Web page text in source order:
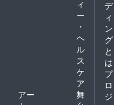
ィ
ー
・
ヘ
ル
ス
ケ
ア
アー
舞
デ
ィ
ン
グ
と
は
プ
ロ
ジ